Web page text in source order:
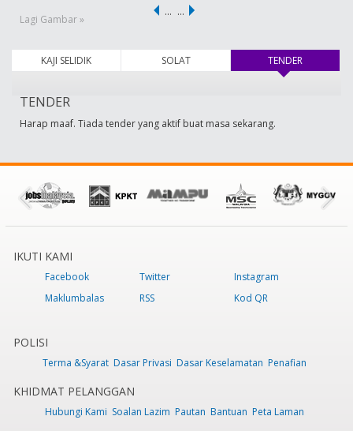
Lagi Gambar »
… …
KAJI SELIDIK SOLAT TENDER
TENDER
Harap maaf. Tiada tender yang aktif buat masa sekarang.
IKUTI KAMI
Facebook Twitter
Instagram
Maklumbalas
RSS Kod QR
POLISI
Terma &Syarat Dasar Privasi Dasar Keselamatan Penafian
KHIDMAT PELANGGAN
Hubungi Kami Soalan Lazim Pautan Bantuan Peta Laman